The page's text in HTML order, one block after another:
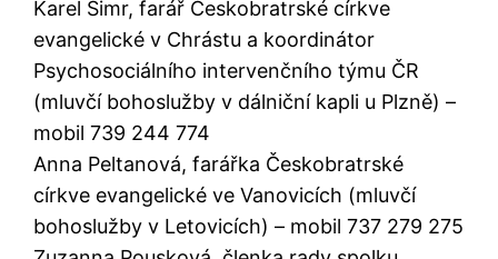
Karel Šimr, farář Českobratrské církve
evangelické v Chrástu a koordinátor
Psychosociálního intervenčního týmu ČR
(mluvčí bohoslužby v dálniční kapli u Plzně) –
mobil 739 244 774
Anna Peltanová, farářka Českobratrské
církve evangelické ve Vanovicích (mluvčí
bohoslužby v Letovicích) – mobil 737 279 275